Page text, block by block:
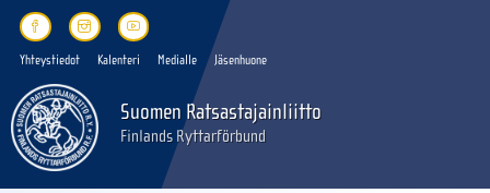
Yhteystiedot Kalenteri Medialle Jäsenhuone
Suomen Ratsastajainliitto
Finlands Ryttarförbund